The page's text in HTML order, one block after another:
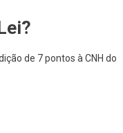
de 7 pontos à CNH do